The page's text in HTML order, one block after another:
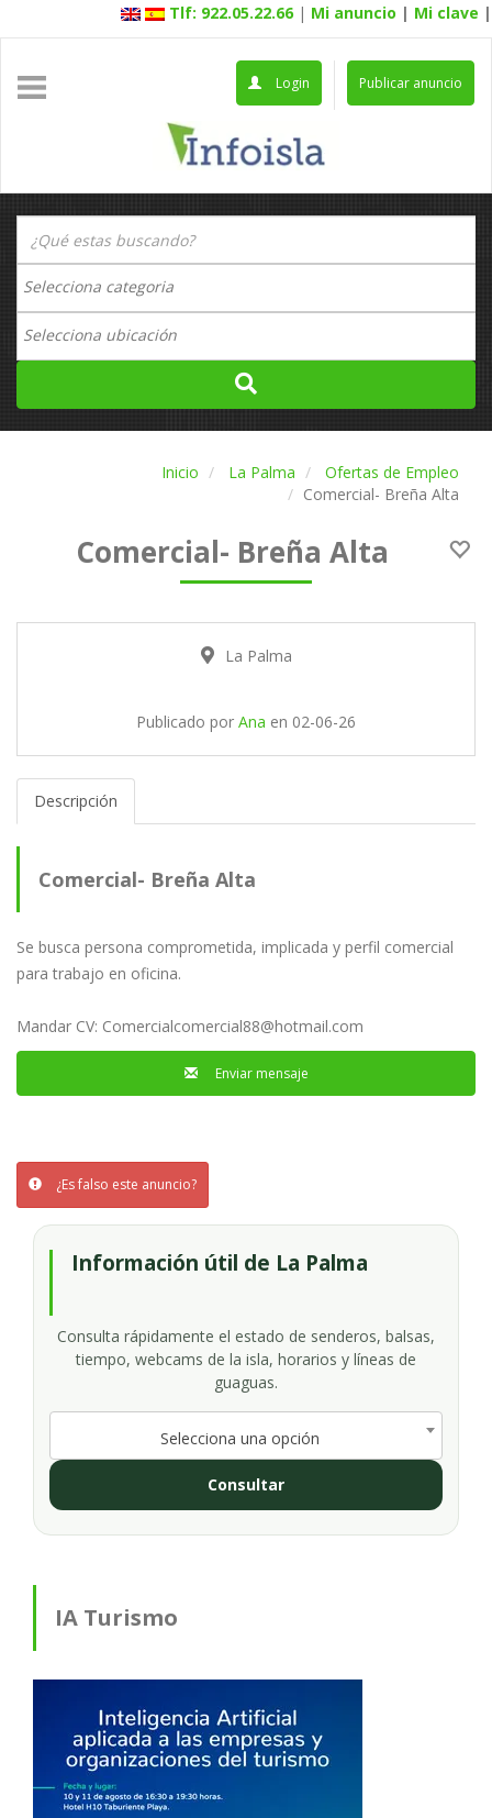
Tlf: 922.05.22.66 | Mi anuncio | Mi clave |
Publicar anuncio
Login
Inicio La Palma
Ofertas de Empleo
Comercial- Breña Alta
Comercial- Breña Alta
La Palma
Publicado por Ana en 02-06-26
Descripción
Comercial- Breña Alta
Se busca persona comprometida, implicada y perfil comercial
para trabajo en oficina.
Mandar CV: Comercialcomercial88@hotmail.com
Enviar mensaje
¿Es falso este anuncio?
Información útil de La Palma
Consulta rápidamente el estado de senderos, balsas,
tiempo, webcams de la isla, horarios y líneas de
guaguas.
Selecciona una opción
Consultar
IA Turismo